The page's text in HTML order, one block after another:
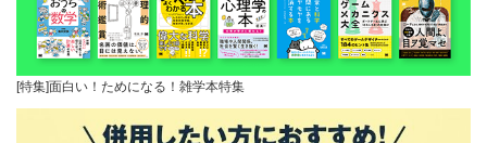
[特集]面白い！ためになる！雑学本特集